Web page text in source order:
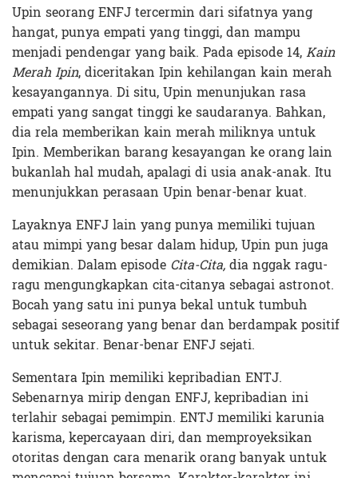
Upin seorang ENFJ tercermin dari sifatnya yang
hangat, punya empati yang tinggi, dan mampu
menjadi pendengar yang baik. Pada episode 14,Kain
Merah Ipin, diceritakan Ipin kehilangan kain merah
kesayangannya. Di situ, Upin menunjukan rasa
empati yang sangat tinggi ke saudaranya. Bahkan,
dia rela memberikan kain merah miliknya untuk
Ipin. Memberikan barang kesayangan ke orang lain
bukanlah hal mudah, apalagi di usia anak-anak. Itu
menunjukkan perasaan Upin benar-benar kuat.
Layaknya ENFJ lain yang punya memiliki tujuan
atau mimpi yang besar dalam hidup, Upin pun juga
demikian. Dalam episode Cita-Cita,dia nggak ragu-
ragu mengungkapkan cita-citanya sebagai astronot.
Bocah yang satu ini punya bekal untuk tumbuh
sebagai seseorang yang benar dan berdampak positif
untuk sekitar. Benar-benar ENFJ sejati.
Sementara Ipin memiliki kepribadian ENTJ.
Sebenarnya mirip dengan ENFJ, kepribadian ini
terlahir sebagai pemimpin. ENTJ memiliki karunia
karisma, kepercayaan diri, dan memproyeksikan
otoritas dengan cara menarik orang banyak untuk